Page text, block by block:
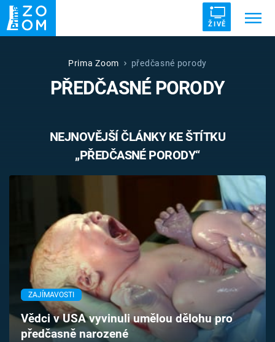
ŽIVĚ
ZRÁDCI UFO DRUHÁ SVĚTOVÁ VÁLKA
VETŘELCI DÁVNOVĚKU
Pořady
TV Program
Časopis
Sledujte prima+
Prima Zoom předčasné porody
PŘEDČASNÉ PORODY
NEJNOVĚJŠÍ ČLÁNKY KE ŠTÍTKU
„PŘEDČASNÉ PORODY“
ZAJÍMAVOSTI
Vědci v USA vyvinuli umělou dělohu pro
předčasně narozené